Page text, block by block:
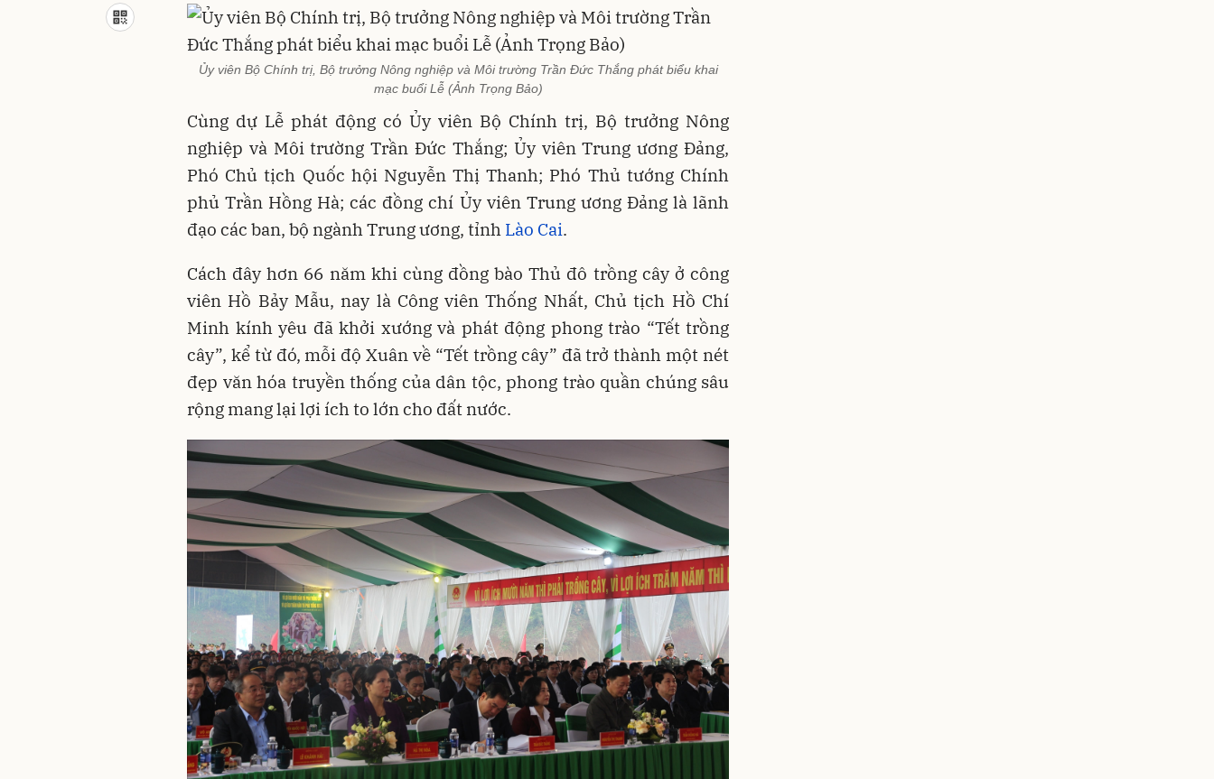
Ủy viên Bộ Chính trị, Bộ trưởng Nông nghiệp và Môi trường Trần Đức Thắng phát biểu khai
mạc buổi Lễ (Ảnh Trọng Bảo)
Cùng dự Lễ phát động có Ủy viên Bộ Chính trị, Bộ trưởng Nông
nghiệp và Môi trường Trần Đức Thắng; Ủy viên Trung ương Đảng,
Phó Chủ tịch Quốc hội Nguyễn Thị Thanh; Phó Thủ tướng Chính
phủ Trần Hồng Hà; các đồng chí Ủy viên Trung ương Đảng là lãnh
đạo các ban, bộ ngành Trung ương, tỉnh Lào Cai.
Cách đây hơn 66 năm khi cùng đồng bào Thủ đô trồng cây ở công
viên Hồ Bảy Mẫu, nay là Công viên Thống Nhất, Chủ tịch Hồ Chí
Minh kính yêu đã khởi xướng và phát động phong trào “Tết trồng
cây”, kể từ đó, mỗi độ Xuân về “Tết trồng cây” đã trở thành một nét
đẹp văn hóa truyền thống của dân tộc, phong trào quần chúng sâu
rộng mang lại lợi ích to lớn cho đất nước.